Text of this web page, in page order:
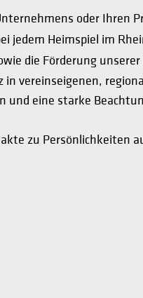
oder Ihren
jedem Heimspiel im
die Förderung
in vereinseigenen,
und eine starke
zu Persönlichkeiten